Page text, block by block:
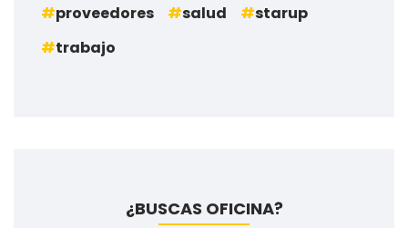
proveedores
salud
starup
trabajo
¿BUSCAS OFICINA?